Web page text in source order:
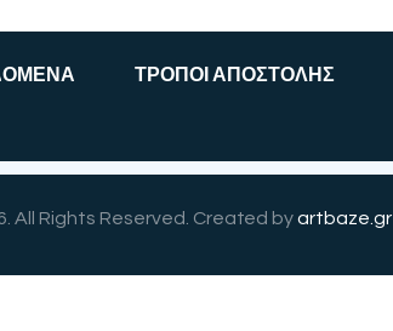
ΤΡΟΠΟΙ ΑΠΟΣΤΟΛΗΣ
All Rights Reserved. Created byartbaze.gr